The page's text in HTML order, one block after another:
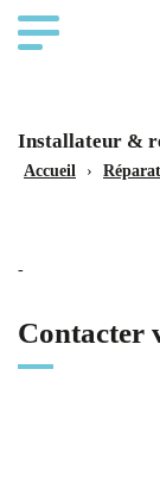
Installateur &
Accueil ›
-
Contacter